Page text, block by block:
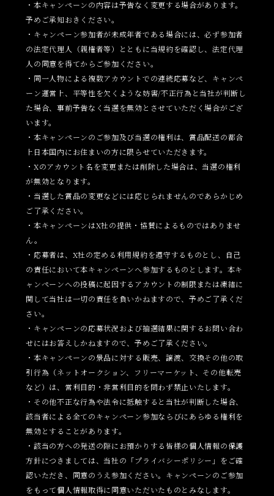
・本キャンペーンの内容は予告なく変更する場合があります。
予めご承知おきください。
・キャンペーン参加者が未成年者である場合には、必ず参加者
の法定代理人（親権者等）とともに当規約を確認し、法定代理
人の同意を得てからご参加ください。
・同一人物による複数アカウントでの連続応募など、キャンペ
ーン運営上、平等性を欠くような妨害/不正行為と当社が判断し
た場合、事前予告なく当選を無効とさせていただく場合がござ
います。
・本キャンペーンのご参加及び当選の権利は、賞品配送の都合
上日本国内にお住まいの方に限らせていただきます。
・Xのアカウント名を変更または削除した場合は、当選の権利
が無効となります。
・当選した賞品の変更などには応じられませんのであらかじめ
ご了承ください。
・本キャンペーンはX社の提供・協賛によるものではありませ
ん。
・応募者は、X社の定める利用規約を遵守するものとし、自己
の責任において本キャンペーンへ参加するものとします。本キ
ャンペーンへの投稿に起因するアカウントの制限または凍結に
関して当社は一切の責任を負いかねますので、予めご了承くだ
さい。
・キャンペーンの応募状況および抽選結果に関するお問い合わ
せにはお答えしかねますので、予めご了承ください。
・本キャンペーンの景品に対する販売、譲渡、交換その他の取
引行為（ネットオークション、フリーマーケット、その他転売
など）は、営利目的・非営利目的を問わず禁止いたします。
・その他不正な行為や法令に抵触すると当社が判断した場合、
該当者による全てのキャンペーン参加ならびにあらゆる権利を
無効とすることがあります。
・該当の方への発送の際にお預かりする皆様の個人情報の保護
方針につきましては、当社の「プライバシーポリシー」をご確
認いただき、同意のうえ参加ください。キャンペーンのご参加
をもって個人情報取得に同意いただいたものとみなします。